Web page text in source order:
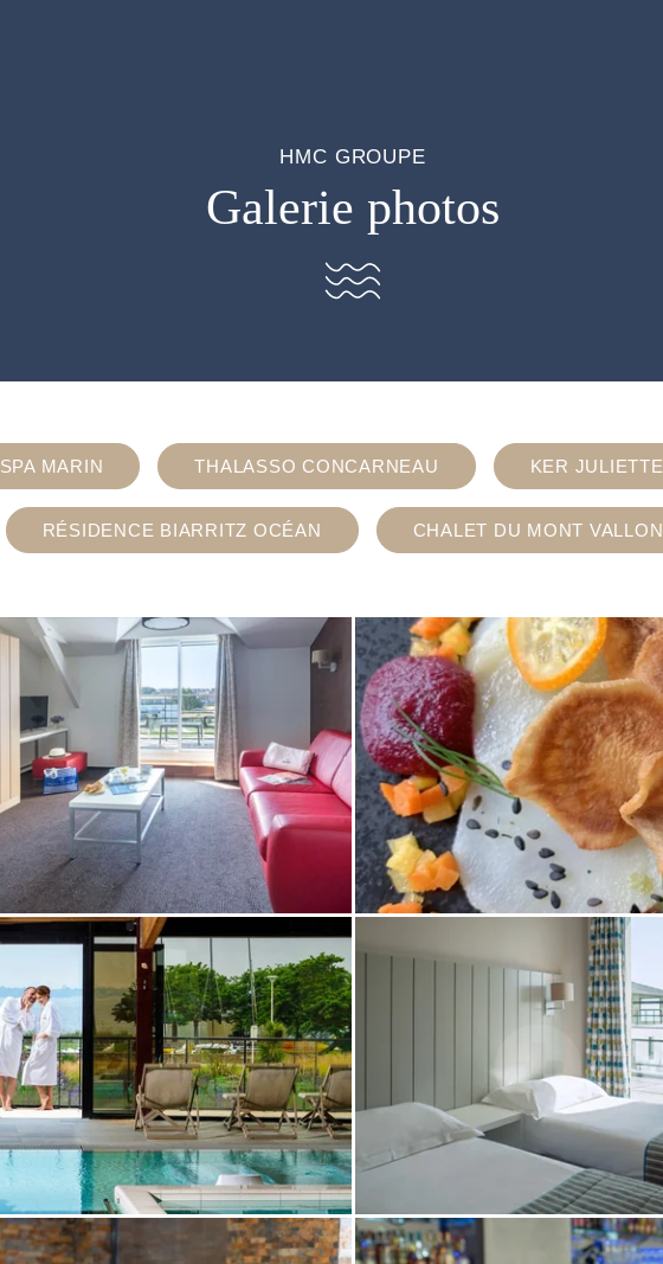
HMC GROUPE
Galerie photos
SPA MARIN THALASSO CONCARNEAU KER JULIETTE
RÉSIDENCE BIARRITZ OCÉAN CHALET DU MONT VALLON